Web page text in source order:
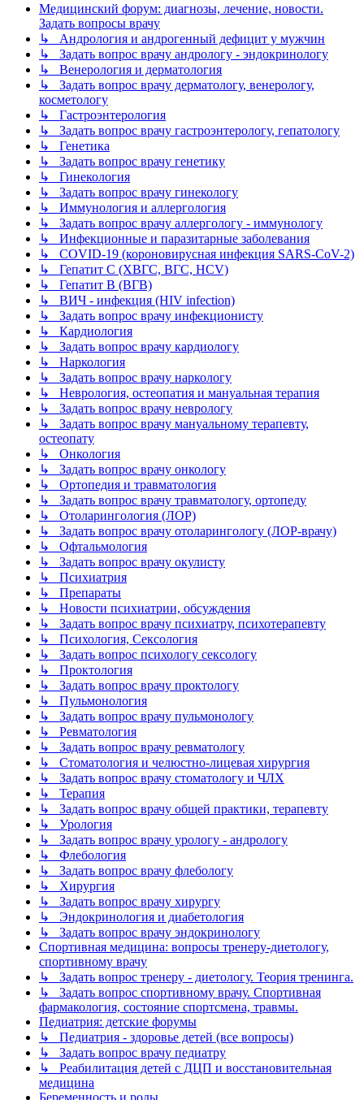
Медицинский форум: диагнозы, лечение, новости.
Задать вопросы врачу
↳ Андрология и андрогенный дефицит у мужчин
↳ Задать вопрос врачу андрологу - эндокринологу
↳ Венерология и дерматология
↳ Задать вопрос врачу дерматологу, венерологу,
косметологу
↳ Гастроэнтерология
↳ Задать вопрос врачу гастроэнтерологу, гепатологу
↳ Генетика
↳ Задать вопрос врачу генетику
↳ Гинекология
↳ Задать вопрос врачу гинекологу
↳ Иммунология и аллергология
↳ Задать вопрос врачу аллергологу - иммунологу
↳ Инфекционные и паразитарные заболевания
↳ COVID-19 (короновирусная инфекция SARS-CoV-2)
↳ Гепатит C (ХВГС, ВГС, HCV)
↳ Гепатит B (ВГВ)
↳ ВИЧ - инфекция (HIV infection)
↳ Задать вопрос врачу инфекционисту
↳ Кардиология
↳ Задать вопрос врачу кардиологу
↳ Наркология
↳ Задать вопрос врачу наркологу
↳ Неврология, остеопатия и мануальная терапия
↳ Задать вопрос врачу неврологу
↳ Задать вопрос врачу мануальному терапевту,
остеопату
↳ Онкология
↳ Задать вопрос врачу онкологу
↳ Ортопедия и травматология
↳ Задать вопрос врачу травматологу, ортопеду
↳ Отоларингология (ЛОР)
↳ Задать вопрос врачу отоларингологу (ЛОР-врачу)
↳ Офтальмология
↳ Задать вопрос врачу окулисту
↳ Психиатрия
↳ Препараты
↳ Новости психиатрии, обсуждения
↳ Задать вопрос врачу психиатру, психотерапевту
↳ Психология, Сексология
↳ Задать вопрос психологу сексологу
↳ Проктология
↳ Задать вопрос врачу проктологу
↳ Пульмонология
↳ Задать вопрос врачу пульмонологу
↳ Ревматология
↳ Задать вопрос врачу ревматологу
↳ Стоматология и челюстно-лицевая хирургия
↳ Задать вопрос врачу стоматологу и ЧЛХ
↳ Терапия
↳ Задать вопрос врачу общей практики, терапевту
↳ Урология
↳ Задать вопрос врачу урологу - андрологу
↳ Флебология
↳ Задать вопрос врачу флебологу
↳ Хирургия
↳ Задать вопрос врачу хирургу
↳ Эндокринология и диабетология
↳ Задать вопрос врачу эндокринологу
Спортивная медицина: вопросы тренеру-диетологу,
спортивному врачу
↳ Задать вопрос тренеру - диетологу. Теория тренинга.
↳ Задать вопрос спортивному врачу. Спортивная
фармакология, состояние спортсмена, травмы.
Педиатрия: детские форумы
↳ Педиатрия - здоровье детей (все вопросы)
↳ Задать вопрос врачу педиатру
↳ Реабилитация детей с ДЦП и восстановительная
медицина
Беременность и роды